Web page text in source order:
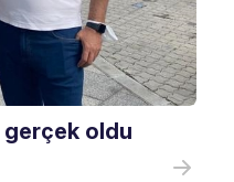
gerçek oldu